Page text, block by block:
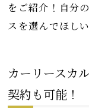
をご紹介！自分
スを選んでほしい
カーリースカ
契約も可能！